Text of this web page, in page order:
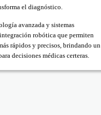
el diagnóstico.
avanzada y sistemas
robótica que permiten
rápidos y precisos, brindando un
decisiones médicas certeras.